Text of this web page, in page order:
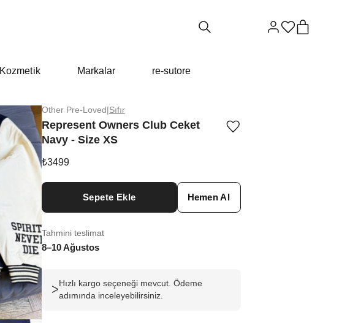
Kozmetik Markalar re-sutore
Other Pre-Loved Sıfır
Represent Owners Club Ceket
Navy - Size XS
Ürünü
çıkar
₺3499
Sepete Ekle Hemen Al
Tahmini teslimat
8–10 Ağustos
ᐳ
Hızlı kargo seçeneği mevcut. Ödeme
adımında inceleyebilirsiniz.